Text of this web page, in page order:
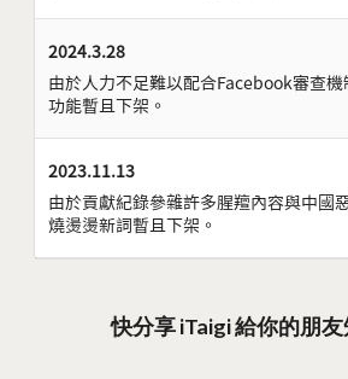
2024.3.28
由於人力不足難以配合Facebook審查
功能暫且下架。
2023.11.13
由於貢獻紀錄參雜許多腥羶內容與中國
燒燙燙新詞暫且下架。
快分享 iTaigi 給你的朋友